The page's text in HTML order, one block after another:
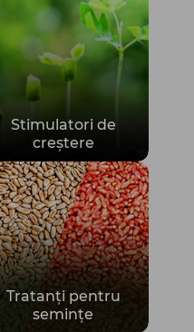
Stimulatori de
creștere
Tratanți pentru
semințe